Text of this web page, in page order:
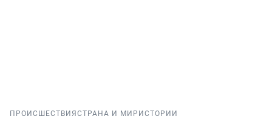
ПРОИСШЕСТВИЯ СТРАНА И МИР ИСТОРИИ